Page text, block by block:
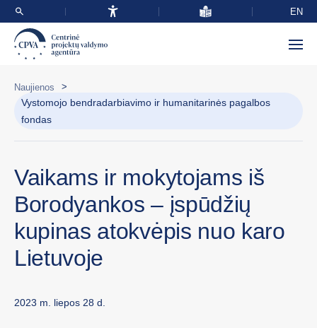
EN
Naujienos >
Vystomojo bendradarbiavimo ir humanitarinės pagalbos
fondas
Vaikams ir mokytojams iš
Borodyankos – įspūdžių
kupinas atokvėpis nuo karo
Lietuvoje
2023 m. liepos 28 d.